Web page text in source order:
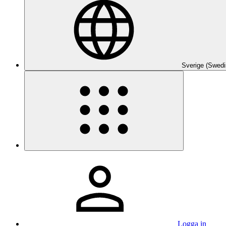
Sverige
Logga in